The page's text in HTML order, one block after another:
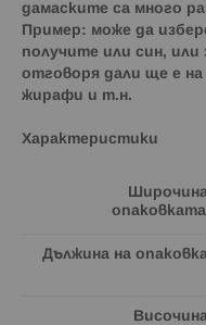
дамаските са много
Пример: може да
получите или син, или
отговоря дали ще е
жирафи и т.н.
Характеристики
Дължина на